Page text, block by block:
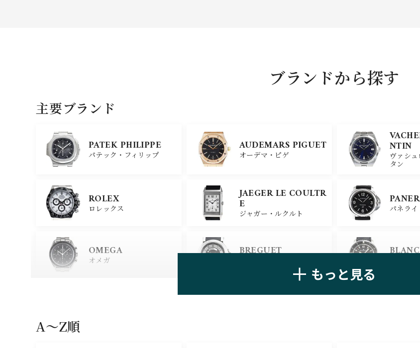
ブランドから探す
主要ブランド
PATEK PHILIPPE
パテック・フィリップ
AUDEMARS PIGUET
オーデマ・ピゲ
NTIN
ヴァシ
タン
ROLEX
ロレックス
JAEGER LE COULTR
E
ジャガー・ルクルト
パネライ
OMEGA
オメガ
BREGUET
もっと見る
A〜Z順